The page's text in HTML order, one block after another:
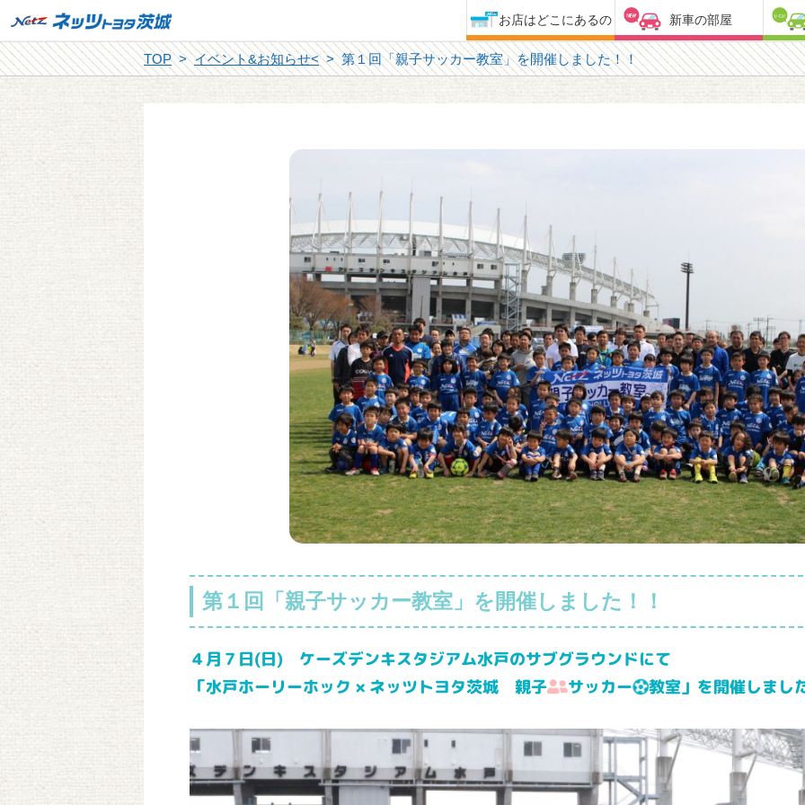
お店はどこにあるの 新車の部屋
TOP イベント&お知らせ< 第１回「親子サッカー教室」を開催しました！！
第１回「親子サッカー教室」を開催しました！！
４月７日(日) ケーズデンキスタジアム水戸のサブグラウンドにて
「水戸ホーリーホック × ネッツトヨタ茨城 親子
サッカー 教室」を開催しまし